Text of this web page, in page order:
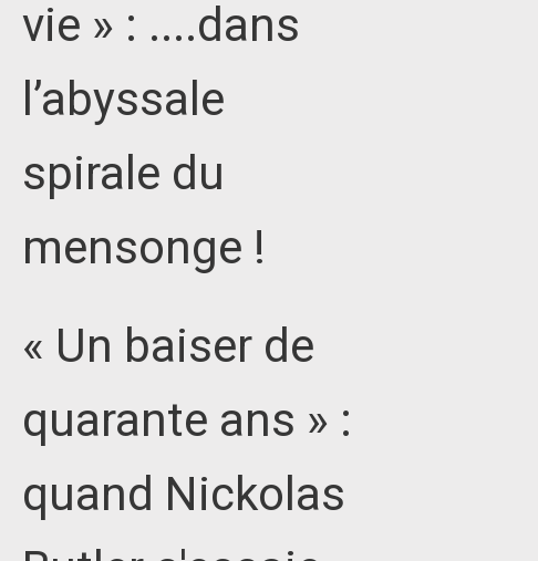
vie » : ....dans
l’abyssale
spirale du
mensonge !
« Un baiser de
quarante ans » :
quand Nickolas